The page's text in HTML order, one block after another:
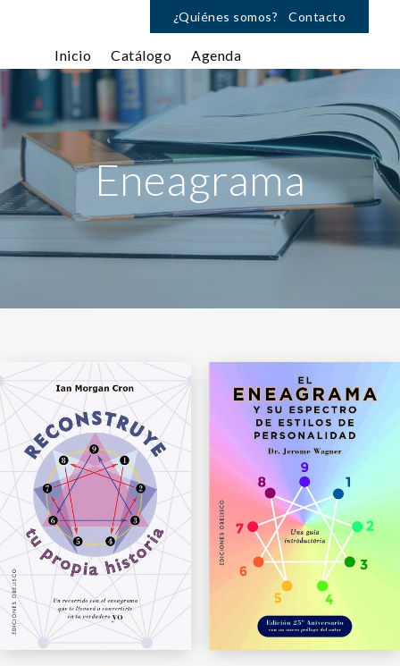
¿Quiénes somos? Contacto
Inicio Catálogo Agenda
Eneagrama